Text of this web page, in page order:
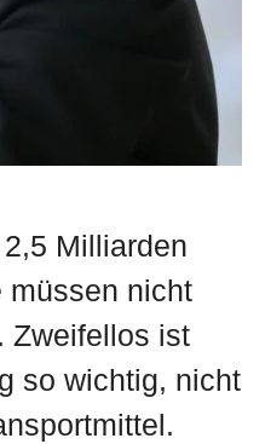
Milliarden
müssen nicht
Zweifellos ist
so wichtig, nicht